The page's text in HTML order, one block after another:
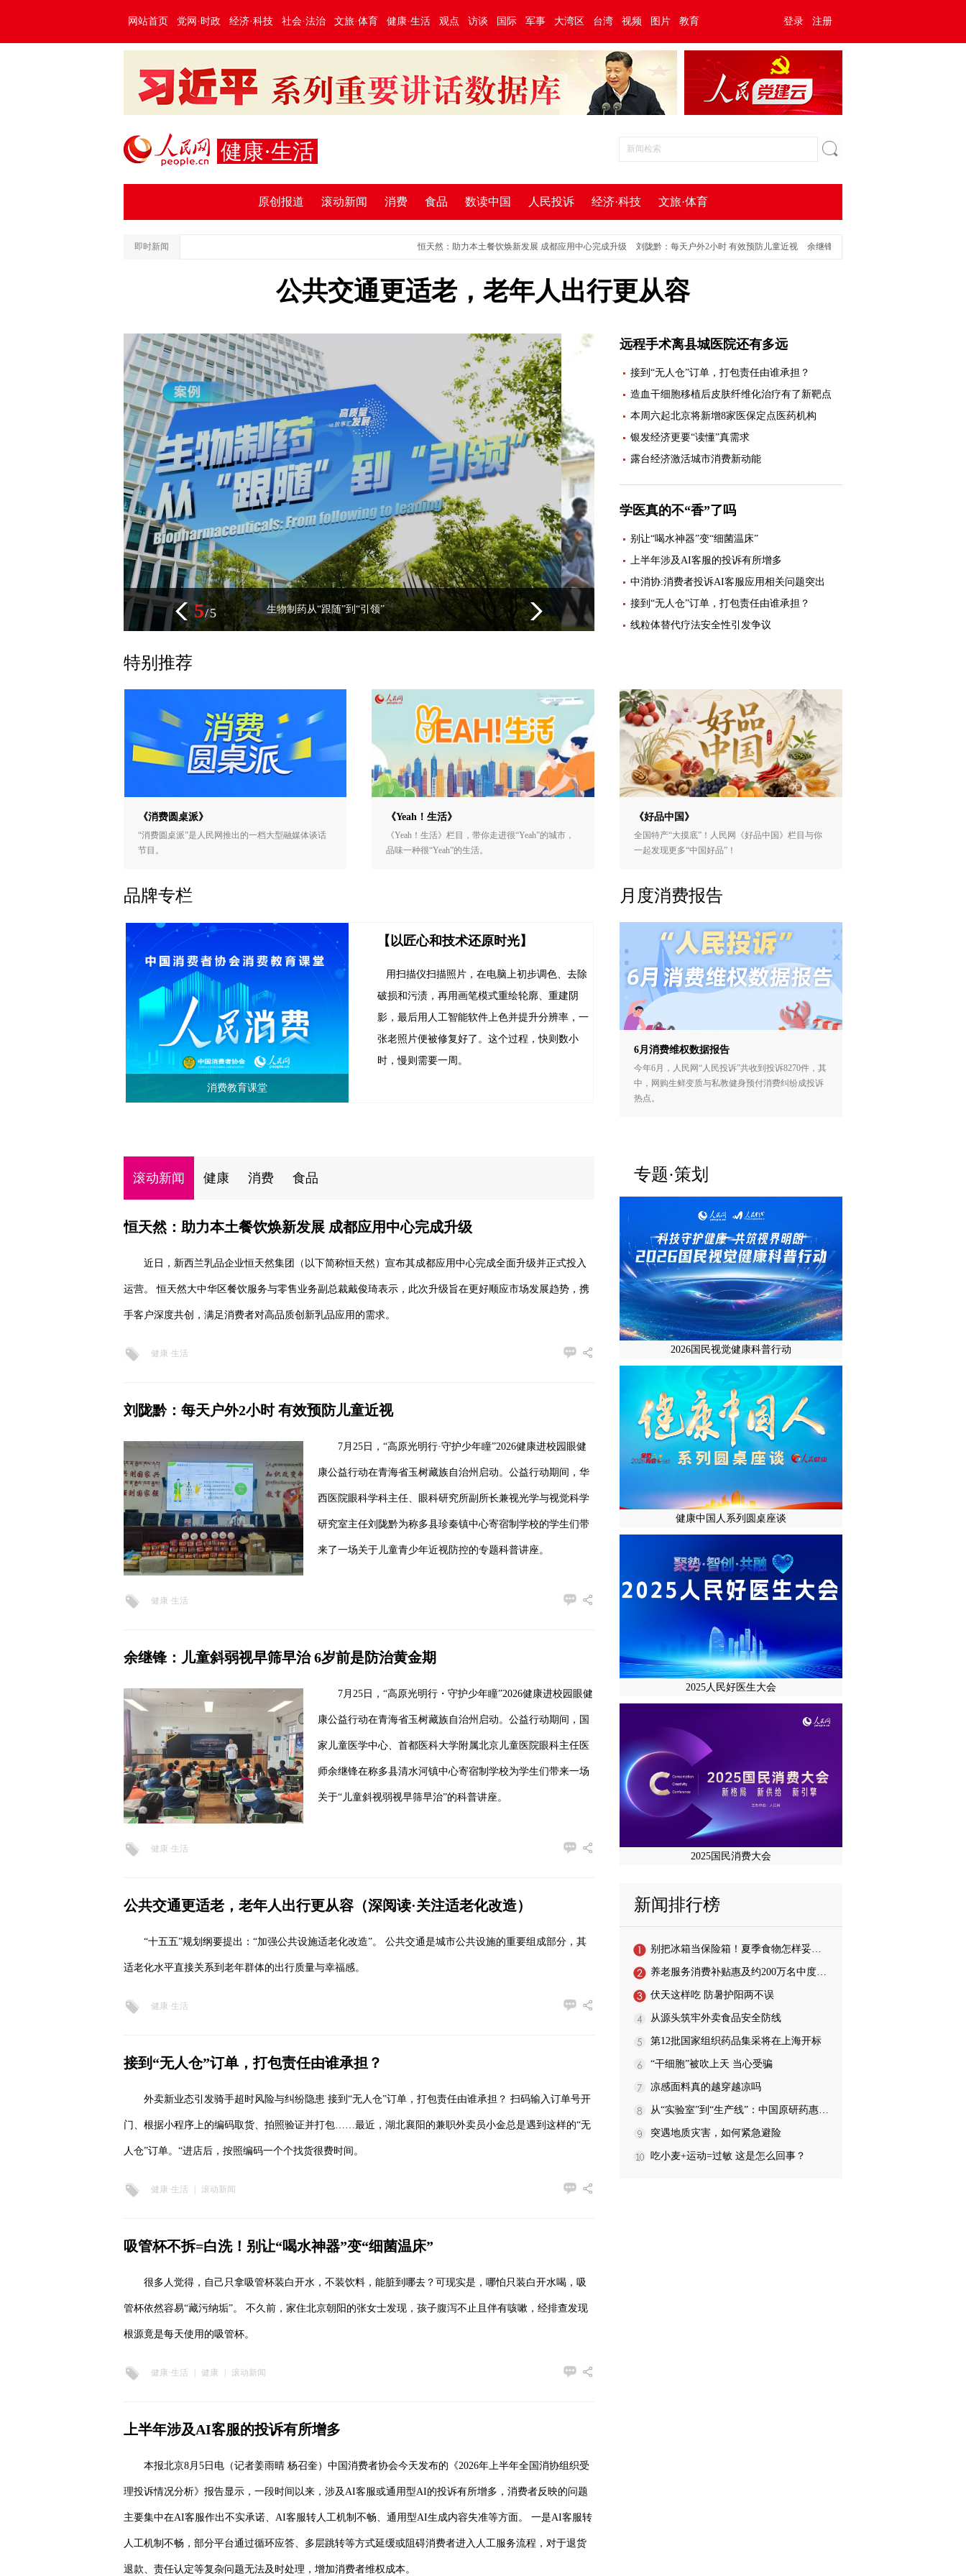
网站首页 党网·时政 经济·科技 社会·法治 文旅·体育 健康·生活 观点 访谈 国际 军事 大湾区 台湾 视频 图片 教育 登录 注册
健康·生活
原创报道 滚动新闻 消费 食品 数读中国 人民投诉 经济·科技 文旅·体育
即时新闻 恒天然：助力本土餐饮焕新发展 成都应用中心完成升级 刘陇黔：每天户外2小时 有效预防儿童近视 余继锋：儿童斜弱视早筛早治 6岁前是防治黄金期
公共交通更适老，老年人出行更从容
“让中医药福祉更广泛惠及非洲人民” 一口奶皮子 品出新滋味
5/5
远程手术离县城医院还有多远
接到“无人仓”订单，打包责任由谁承担？
造血干细胞移植后皮肤纤维化治疗有了新靶点
本周六起北京将新增8家医保定点医药机构
银发经济更要“读懂”真需求
露台经济激活城市消费新动能
学医真的不“香”了吗
别让“喝水神器”变“细菌温床”
上半年涉及AI客服的投诉有所增多
中消协:消费者投诉AI客服应用相关问题突出
接到“无人仓”订单，打包责任由谁承担？
线粒体替代疗法安全性引发争议
特别推荐
《消费圆桌派》
“消费圆桌派”是人民网推出的一档大型融媒体谈话
节目。
《Yeah！生活》
《Yeah！生活》栏目，带你走进很“Yeah”的城市，
品味一种很“Yeah”的生活。
《好品中国》
全国特产“大摸底”！人民网《好品中国》栏目与你
一起发现更多“中国好品”！
品牌专栏
消费教育课堂
【以匠心和技术还原时光】
用扫描仪扫描照片，在电脑上初步调色、去除
破损和污渍，再用画笔模式重绘轮廓、重建阴
影，最后用人工智能软件上色并提升分辨率，一
张老照片便被修复好了。这个过程，快则数小
时，慢则需要一周。
月度消费报告
6月消费维权数据报告
今年6月，人民网“人民投诉”共收到投诉8270件，其
中，网购生鲜变质与私教健身预付消费纠纷成投诉
热点。
滚动新闻 健康 消费 食品
恒天然：助力本土餐饮焕新发展 成都应用中心完成升级
近日，新西兰乳品企业恒天然集团（以下简称恒天然）宣布其成都应用中心完成全面升级并正式投入
运营。 恒天然大中华区餐饮服务与零售业务副总裁戴俊琦表示，此次升级旨在更好顺应市场发展趋势，携
手客户深度共创，满足消费者对高品质创新乳品应用的需求。
健康·生活
刘陇黔：每天户外2小时 有效预防儿童近视
7月25日，“高原光明行·守护少年瞳”2026健康进校园眼健
康公益行动在青海省玉树藏族自治州启动。公益行动期间，华
西医院眼科学科主任、眼科研究所副所长兼视光学与视觉科学
研究室主任刘陇黔为称多县珍秦镇中心寄宿制学校的学生们带
来了一场关于儿童青少年近视防控的专题科普讲座。
健康·生活
余继锋：儿童斜弱视早筛早治 6岁前是防治黄金期
7月25日，“高原光明行・守护少年瞳”2026健康进校园眼健
康公益行动在青海省玉树藏族自治州启动。公益行动期间，国
家儿童医学中心、首都医科大学附属北京儿童医院眼科主任医
师余继锋在称多县清水河镇中心寄宿制学校为学生们带来一场
关于“儿童斜视弱视早筛早治”的科普讲座。
健康·生活
公共交通更适老，老年人出行更从容（深阅读·关注适老化改造）
“十五五”规划纲要提出：“加强公共设施适老化改造”。 公共交通是城市公共设施的重要组成部分，其
适老化水平直接关系到老年群体的出行质量与幸福感。
健康·生活
接到“无人仓”订单，打包责任由谁承担？
外卖新业态引发骑手超时风险与纠纷隐患 接到“无人仓”订单，打包责任由谁承担？ 扫码输入订单号开
门、根据小程序上的编码取货、拍照验证并打包……最近，湖北襄阳的兼职外卖员小金总是遇到这样的“无
人仓”订单。“进店后，按照编码一个个找货很费时间。
健康·生活 滚动新闻
吸管杯不拆=白洗！别让“喝水神器”变“细菌温床”
很多人觉得，自己只拿吸管杯装白开水，不装饮料，能脏到哪去？可现实是，哪怕只装白开水喝，吸
管杯依然容易“藏污纳垢”。 不久前，家住北京朝阳的张女士发现，孩子腹泻不止且伴有咳嗽，经排查发现
根源竟是每天使用的吸管杯。
健康·生活 健康 滚动新闻
上半年涉及AI客服的投诉有所增多
本报北京8月5日电（记者姜雨晴 杨召奎）中国消费者协会今天发布的《2026年上半年全国消协组织受
理投诉情况分析》报告显示，一段时间以来，涉及AI客服或通用型AI的投诉有所增多，消费者反映的问题
主要集中在AI客服作出不实承诺、AI客服转人工机制不畅、通用型AI生成内容失准等方面。 一是AI客服转
人工机制不畅，部分平台通过循环应答、多层跳转等方式延缓或阻碍消费者进入人工服务流程，对于退货
退款、责任认定等复杂问题无法及时处理，增加消费者维权成本。
专题·策划
2026国民视觉健康科普行动
健康中国人系列圆桌座谈
2025人民好医生大会
2025国民消费大会
新闻排行榜
别把冰箱当保险箱！夏季食物怎样妥善储存…
养老服务消费补贴惠及约200万名中度…
伏天这样吃 防暑护阳两不误
从源头筑牢外卖食品安全防线
第12批国家组织药品集采将在上海开标
“干细胞”被吹上天 当心受骗
凉感面料真的越穿越凉吗
从“实验室”到“生产线”：中国原研药惠…
突遇地质灾害，如何紧急避险
吃小麦+运动=过敏 这是怎么回事？